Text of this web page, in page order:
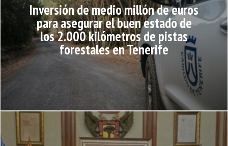
Inversión de medio millón de euros
para asegurar el buen estado de
los 2.000 kilómetros de pistas
forestales en Tenerife